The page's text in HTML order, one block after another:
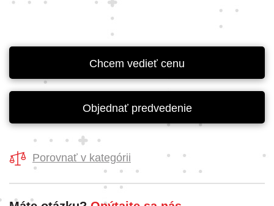
Chcem vedieť cenu
Objednať predvedenie
Porovnať v kategórii